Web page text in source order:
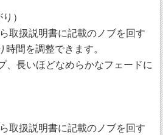
）
取扱説明書に記載のノブを回す
時間を調整できます。
、長いほどなめらかなフェードに
取扱説明書に記載のノブを回す